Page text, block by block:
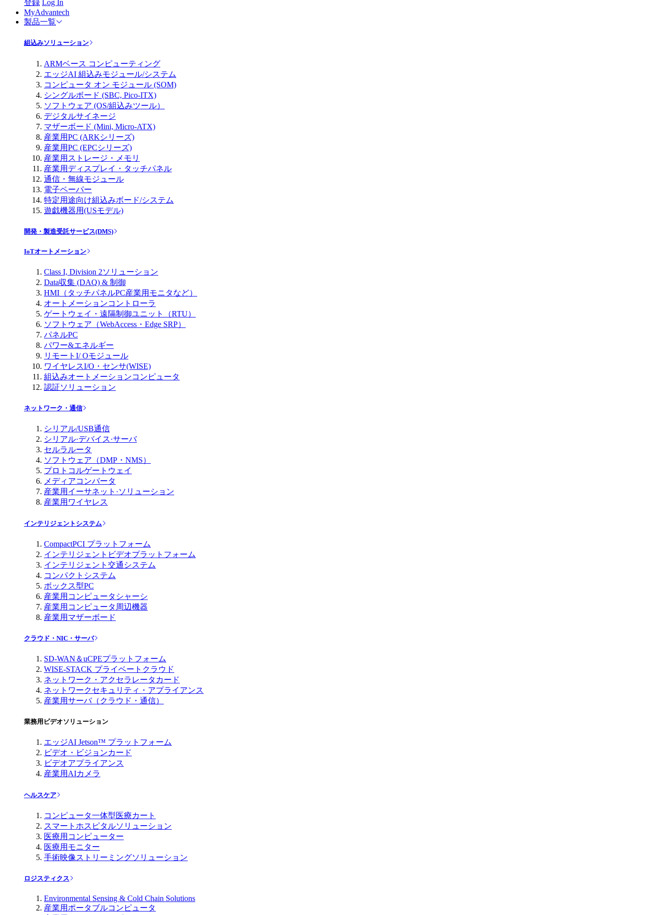
登録 Log In
MyAdvantech
製品一覧
組込みソリューション
ARMベース コンピューティング
エッジAI 組込みモジュール/システム
コンピュータ オン モジュール (SOM)
シングルボード (SBC, Pico-ITX)
ソフトウェア (OS/組込みツール）
デジタルサイネージ
マザーボード (Mini, Micro-ATX)
産業用PC (ARKシリーズ)
産業用PC (EPCシリーズ)
産業用ストレージ・メモリ
産業用ディスプレイ・タッチパネル
通信・無線モジュール
電子ペーパー
特定用途向け組込みボード/システム
遊戯機器用(USモデル)
開発・製造受託サービス(DMS)
IoTオートメーション
Class I, Division 2ソリューション
Data収集 (DAQ) & 制御
HMI（タッチパネルPC産業用モニタなど）
オートメーションコントローラ
ゲートウェイ・遠隔制御ユニット（RTU）
ソフトウェア（WebAccess・Edge SRP）
パネルPC
パワー&エネルギー
リモートI/ Oモジュール
ワイヤレスI/O・センサ(WISE)
組込みオートメーションコンピュータ
認証ソリューション
ネットワーク・通信
シリアル/USB通信
シリアル·デバイス·サーバ
セルラルータ
ソフトウェア（DMP・NMS）
プロトコルゲートウェイ
メディアコンバータ
産業用イーサネット·ソリューション
産業用ワイヤレス
インテリジェントシステム
CompactPCI プラットフォーム
インテリジェントビデオプラットフォーム
インテリジェント交通システム
コンパクトシステム
ボックス型PC
産業用コンピュータシャーシ
産業用コンピュータ周辺機器
産業用マザーボード
クラウド・NIC・サーバ
SD-WAN＆uCPEプラットフォーム
WISE-STACK プライベートクラウド
ネットワーク・アクセラレータカード
ネットワークセキュリティ・アプライアンス
産業用サーバ（クラウド・通信）
業務用ビデオソリューション
エッジAI Jetson™ プラットフォーム
ビデオ・ビジョンカード
ビデオアプライアンス
産業用AIカメラ
ヘルスケア
コンピュータ一体型医療カート
スマートホスピタルソリューション
医療用コンピューター
医療用モニター
手術映像ストリーミングソリューション
ロジスティクス
Environmental Sensing & Cold Chain Solutions
産業用ポータブルコンピュータ